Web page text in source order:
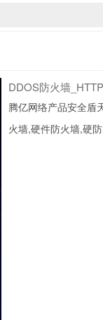
DDOS防火墙
腾亿网络产品安全盾
火墙,硬件防火墙,硬